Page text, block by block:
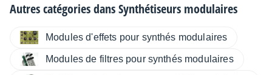
Autres catégories dansSynthétiseurs modulaires
Modules d'effets pour synthés modulaires
Modules de filtres pour synthés modulaires